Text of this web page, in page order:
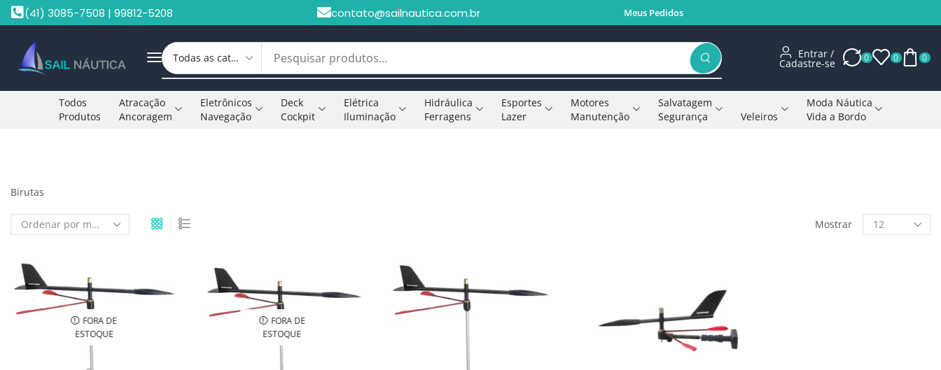
(41) 3085-7508 | 99812-5208 contato@sailnautica.com.br Meus Pedidos
Entrar /
Cadastre-se 0 0 0
Todos
Produtos
Atracação
Ancoragem
Eletrônicos
Navegação
Deck
Cockpit
Elétrica
Iluminação
Hidráulica
Ferragens
Esportes
Lazer
Motores
Manutenção
Salvatagem
Segurança
Veleiros
Moda Náutica
Vida a Bordo
Birutas
Mostrar
FORA DE
ESTOQUE
FORA DE
ESTOQUE